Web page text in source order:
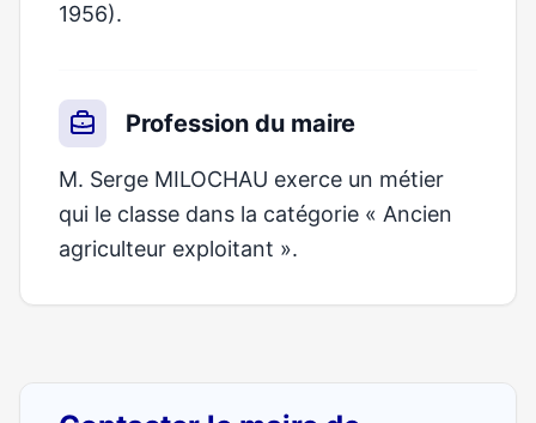
1956).
Profession du maire
M. Serge MILOCHAU exerce un métier
qui le classe dans la catégorie « Ancien
agriculteur exploitant ».